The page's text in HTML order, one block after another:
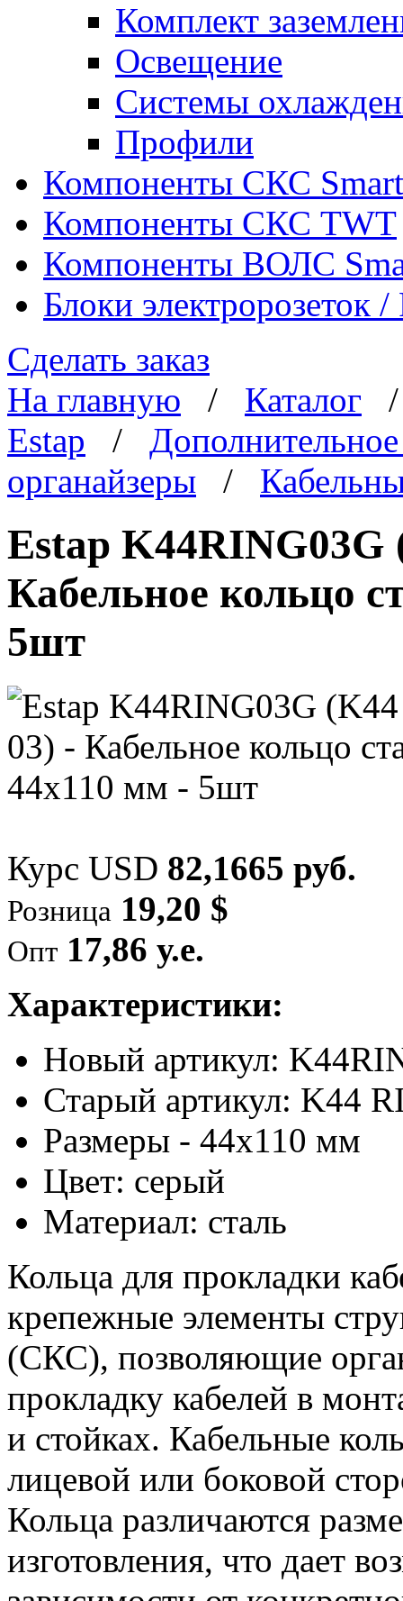
Комплект
Освещение
Системы
Профили
Компоненты СКС
Компоненты СКС TWT
Компоненты ВОЛС
Блоки электророзеток
Сделать заказ
На главную / Каталог
Estap /
органайзеры /
Estap K44RING03G
Кабельное кольцо
5шт
Курс USD 82,1665 руб.
Розница 19,20 $
Опт 17,86 у.е.
Характеристики:
Новый артикул:
Старый артикул: K44
Размеры - 44х110 мм
Цвет: серый
Материал: сталь
Кольца для прокладки
крепежные элементы
(СКС), позволяющие
прокладку кабелей в
и стойках. Кабельные
лицевой или боковой
Кольца различаются
изготовления, что дает